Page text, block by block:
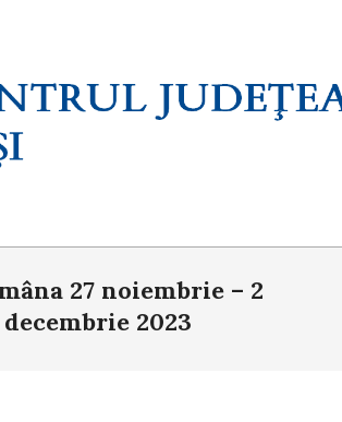
27 noiembrie – 2
decembrie 2023